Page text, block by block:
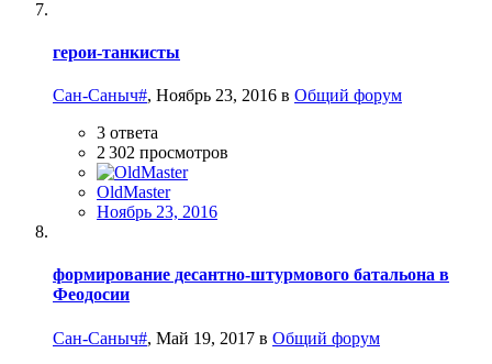
герои-танкисты
Сан-Саныч#, Ноябрь 23, 2016 в Общий форум
3 ответа
2 302 просмотров
OldMaster
Ноябрь 23, 2016
формирование десантно-штурмового батальона в
Феодосии
Сан-Саныч#, Май 19, 2017 в Общий форум